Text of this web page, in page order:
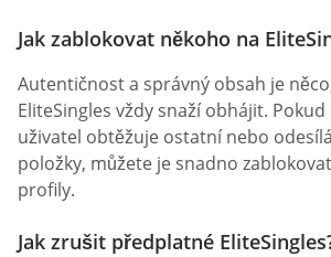
Jak zablokovat někoho na
Autentičnost a správný obsah je
EliteSingles vždy snaží obhájit.
uživatel obtěžuje ostatní nebo
položky, můžete je snadno
profily.
Jak zrušit předplatné